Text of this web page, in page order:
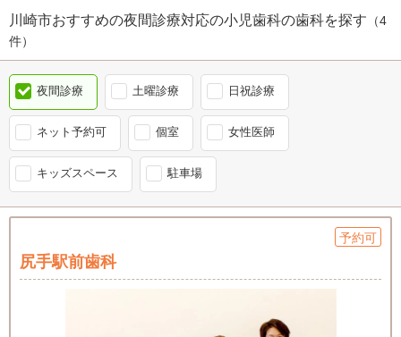
川崎市おすすめの夜間診療対応の小児歯科の歯科を探す （4
件）
夜間診療 土曜診療 日祝診療
ネット予約可 個室 女性医師
キッズスペース 駐車場
予約可
尻手駅前歯科